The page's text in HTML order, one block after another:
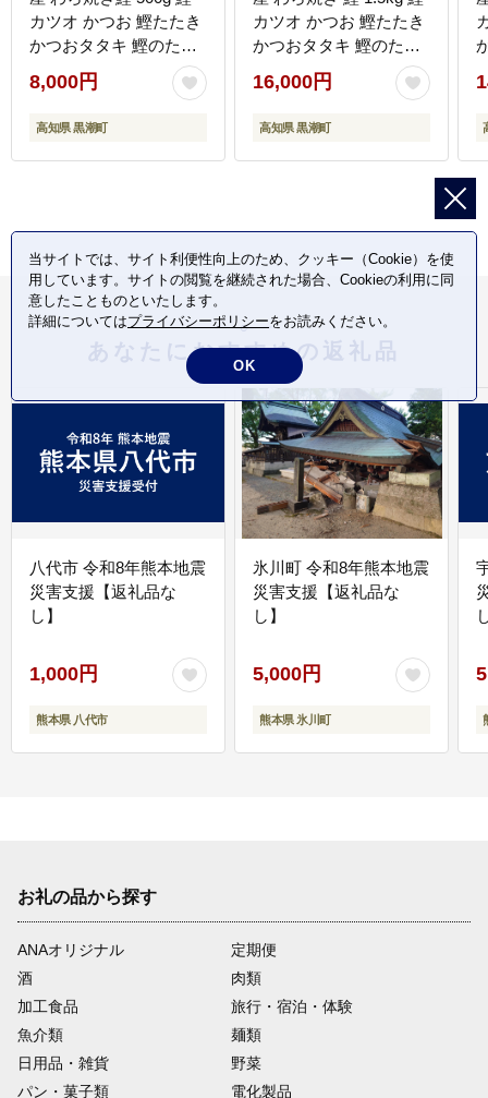
カツオ かつお 鰹たたき
かつおタタキ 鰹のたた
き かつおのタタキ 藁焼
き わら焼き 魚 さかな
海鮮 刺身 お刺身 冷凍
ご当地 本場 高知 黒潮町
高知県産 土佐名物 高知
県 高評価 食卓 ご飯のお
供 父の日 ギフト プレゼ
ント[1669]
8,000円
高知県 黒潮町
カツオ かつお 鰹たたき
かつおタタキ 鰹のたた
き かつおのタタキ 藁焼
き わら焼き 魚 さかな
海鮮 刺身 お刺身 冷凍
ご当地 本場 高知 黒潮町
高知県産 土佐名物 高知
県 食卓 ご飯のお供 父の
日 プレゼント ギフト
16,000円
高知県 黒潮町
あなたにおすすめの返礼品
八代市 令和8年熊本地震
災害支援【返礼品な
し】
1,000円
熊本県 八代市
氷川町 令和8年熊本地震
災害支援【返礼品な
し】
5,000円
熊本県 氷川町
お礼の品から探す
ANAオリジナル
定期便
酒
肉類
加工食品
旅行・宿泊・体験
魚介類
麺類
日用品・雑貨
野菜
パン・菓子類
電化製品
当サイトでは、サイト利便性向上のため、クッキー（Cookie）を使
用しています。サイトの閲覧を継続された場合、Cookieの利用に同
意したことものといたします。
詳細についてはプライバシーポリシーをお読みください。
OK